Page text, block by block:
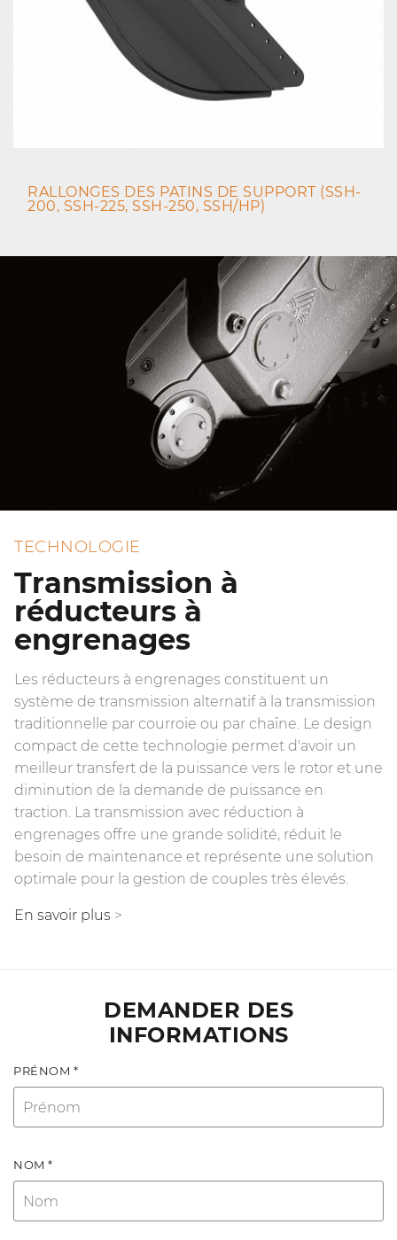
RALLONGES DES PATINS DE SUPPORT (SSH-
200, SSH-225, SSH-250, SSH/HP)
TECHNOLOGIE
Transmission à
réducteurs à
engrenages
Les réducteurs à engrenages constituent un
système de transmission alternatif à la transmission
traditionnelle par courroie ou par chaîne. Le design
compact de cette technologie permet d'avoir un
meilleur transfert de la puissance vers le rotor et une
diminution de la demande de puissance en
traction. La transmission avec réduction à
engrenages offre une grande solidité, réduit le
besoin de maintenance et représente une solution
optimale pour la gestion de couples très élevés.
En savoir plus >
DEMANDER DES
INFORMATIONS
PRÉNOM *
NOM *